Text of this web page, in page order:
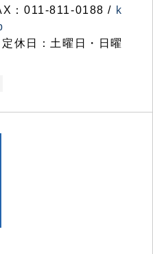
：011-811-0188 / k
休日：土曜日・日曜